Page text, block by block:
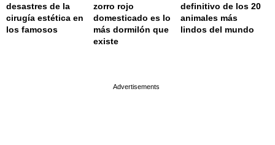
desastres de la
cirugía estética en
los famosos
zorro rojo
domesticado es lo
más dormilón que
existe
definitivo de los 20
animales más
lindos del mundo